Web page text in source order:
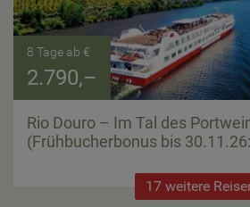
8 Tage ab €
2.790,–
Rio Douro – Im Tal des
(Frühbucherbonus bis
17 weitere